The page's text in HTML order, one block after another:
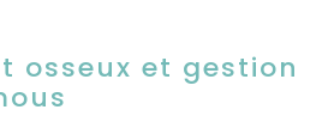
osseux et gestion